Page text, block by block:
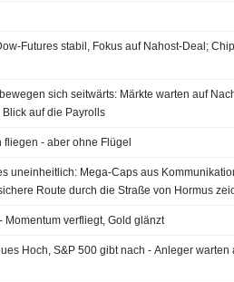
Futures stabil, Fokus auf Nahost-Deal;
sich seitwärts: Märkte warten auf
auf die Payrolls
fliegen - aber ohne Flügel
uneinheitlich: Mega-Caps aus
Route durch die Straße von Hormus
Momentum verfliegt, Gold glänzt
Hoch, S&P 500 gibt nach - Anleger warten